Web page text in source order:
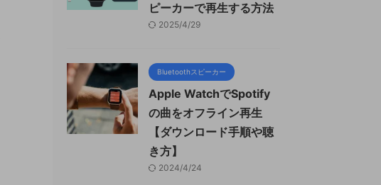
ピーカーで再生する方法
2025/4/29
Bluetoothスピーカー
Apple WatchでSpotify
の曲をオフライン再生
【ダウンロード手順や聴
き方】
2024/4/24